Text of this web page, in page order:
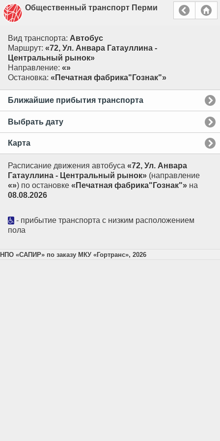
Общественный транспорт Перми
Вид транспорта: Автобус
Маршрут: «72, Ул. Анвара Гатауллина -
Центральный рынок»
Направление: «»
Остановка: «Печатная фабрика"Гознак"»
Ближайшие прибытия транспорта
Выбрать дату
Карта
Расписание движения автобуса «72, Ул. Анвара
Гатауллина - Центральный рынок» (направление
«») по остановке «Печатная фабрика"Гознак"» на
08.08.2026
- прибытие транспорта с низким расположением
пола
НПО «САПИР» по заказу МКУ «Гортранс», 2026